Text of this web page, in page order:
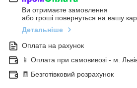
Ви отримаєте замовлення
або гроші повернуться на вашу
Детальніше
Оплата на рахунок
📱 Оплата при самовивозі - м.
🧾 Безготівковий розрахунок